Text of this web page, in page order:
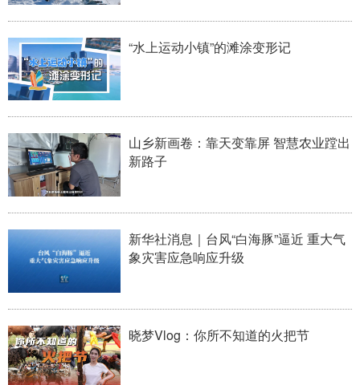
多语种频道
English Español Français
Русский язык
“水上运动小镇”的滩涂变形记
山乡新画卷：靠天变靠屏 智慧农业蹚出
新路子
新华社消息｜台风“白海豚”逼近 重大气
象灾害应急响应升级
晓梦Vlog：你所不知道的火把节